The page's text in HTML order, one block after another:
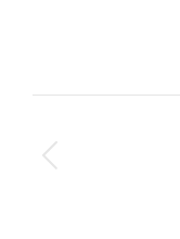
navigation